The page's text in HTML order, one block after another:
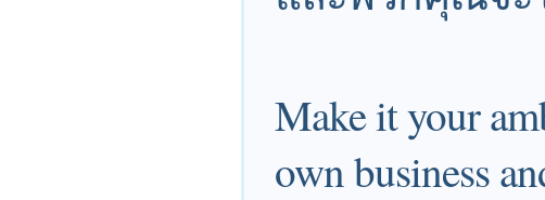
Make it your
own business